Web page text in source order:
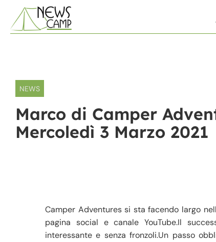
Skip to content
NEWS
Marco di Camper
Mercoledì 3 Marzo 2021
Camper Adventures si sta facendo largo
pagina social e canale YouTube.Il
interessante e senza fronzoli.Un passo